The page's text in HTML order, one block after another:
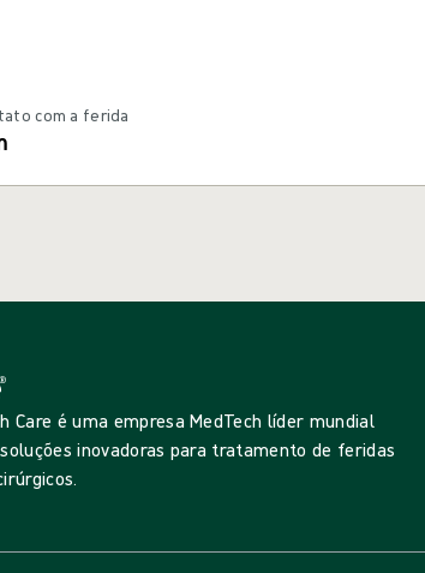
com a ferida
Care é uma empresa MedTech líder mundial
inovadoras para tratamento de feridas